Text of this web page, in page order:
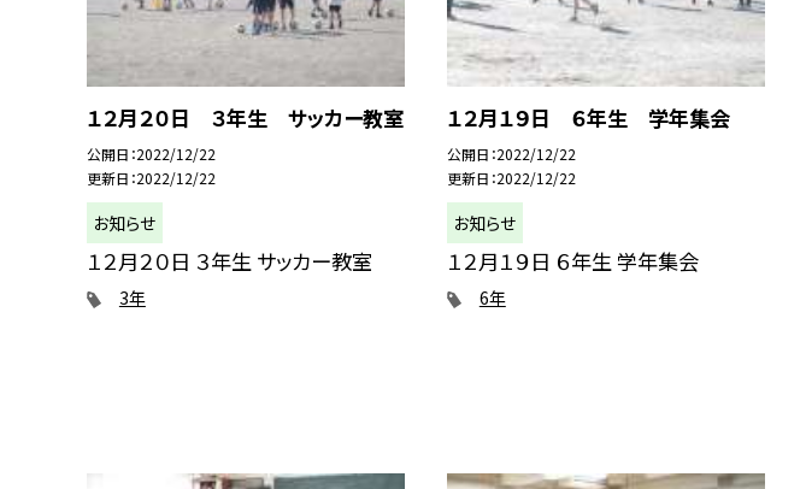
１２月２０日 ３年生 サッカー教室
公開日 2022/12/22
更新日 2022/12/22
お知らせ
１２月２０日 ３年生 サッカー教室
3年
１２月１９日 ６年生 学年集会
公開日 2022/12/22
更新日 2022/12/22
お知らせ
１２月１９日 ６年生 学年集会
6年